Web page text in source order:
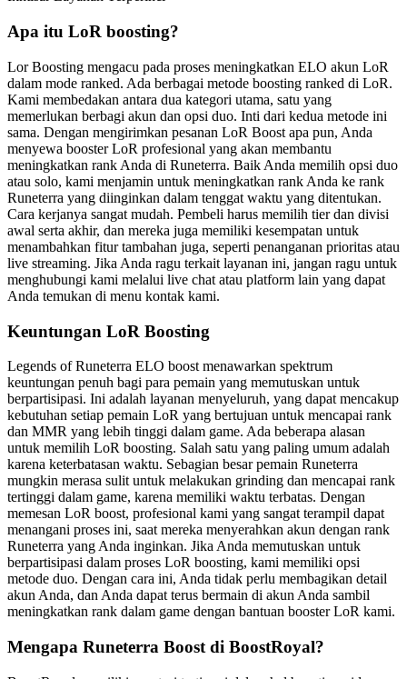
Apa itu LoR boosting?
Lor Boosting mengacu pada proses meningkatkan ELO akun LoR
dalam mode ranked. Ada berbagai metode boosting ranked di LoR.
Kami membedakan antara dua kategori utama, satu yang
memerlukan berbagi akun dan opsi duo. Inti dari kedua metode ini
sama. Dengan mengirimkan pesanan LoR Boost apa pun, Anda
menyewa booster LoR profesional yang akan membantu
meningkatkan rank Anda di Runeterra. Baik Anda memilih opsi duo
atau solo, kami menjamin untuk meningkatkan rank Anda ke rank
Runeterra yang diinginkan dalam tenggat waktu yang ditentukan.
Cara kerjanya sangat mudah. Pembeli harus memilih tier dan divisi
awal serta akhir, dan mereka juga memiliki kesempatan untuk
menambahkan fitur tambahan juga, seperti penanganan prioritas atau
live streaming. Jika Anda ragu terkait layanan ini, jangan ragu untuk
menghubungi kami melalui live chat atau platform lain yang dapat
Anda temukan di menu kontak kami.
Keuntungan LoR Boosting
Legends of Runeterra ELO boost menawarkan spektrum
keuntungan penuh bagi para pemain yang memutuskan untuk
berpartisipasi. Ini adalah layanan menyeluruh, yang dapat mencakup
kebutuhan setiap pemain LoR yang bertujuan untuk mencapai rank
dan MMR yang lebih tinggi dalam game. Ada beberapa alasan
untuk memilih LoR boosting. Salah satu yang paling umum adalah
karena keterbatasan waktu. Sebagian besar pemain Runeterra
mungkin merasa sulit untuk melakukan grinding dan mencapai rank
tertinggi dalam game, karena memiliki waktu terbatas. Dengan
memesan LoR boost, profesional kami yang sangat terampil dapat
menangani proses ini, saat mereka menyerahkan akun dengan rank
Runeterra yang Anda inginkan. Jika Anda memutuskan untuk
berpartisipasi dalam proses LoR boosting, kami memiliki opsi
metode duo. Dengan cara ini, Anda tidak perlu membagikan detail
akun Anda, dan Anda dapat terus bermain di akun Anda sambil
meningkatkan rank dalam game dengan bantuan booster LoR kami.
Mengapa Runeterra Boost di BoostRoyal?